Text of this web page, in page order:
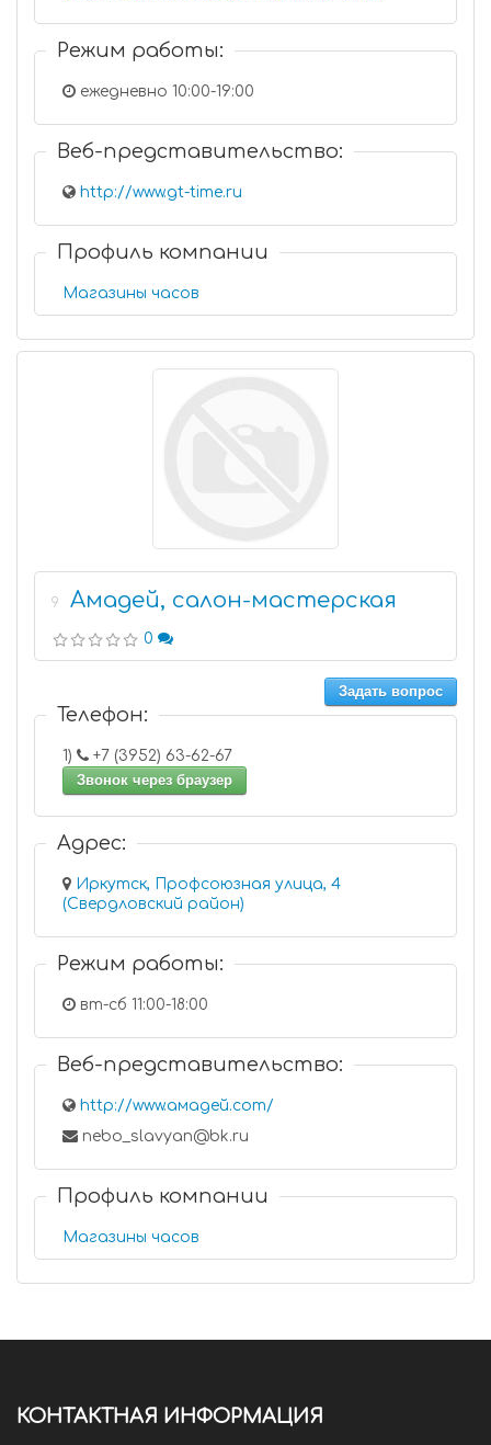
Режим работы:
ежедневно 10:00-19:00
Веб-представительство:
http://www.gt-time.ru
Профиль компании
Магазины часов
9 Амадей, салон-мастерская
0
Задать вопрос
Телефон:
1)
+7 (3952) 63-62-67
Звонок через браузер
Адрес:
Иркутск, Профсоюзная улица, 4
(Свердловский район)
Режим работы:
вт-сб 11:00-18:00
Веб-представительство:
http://www.амадей.com/
nebo_slavyan@bk.ru
Профиль компании
Магазины часов
КОНТАКТНАЯ ИНФОРМАЦИЯ